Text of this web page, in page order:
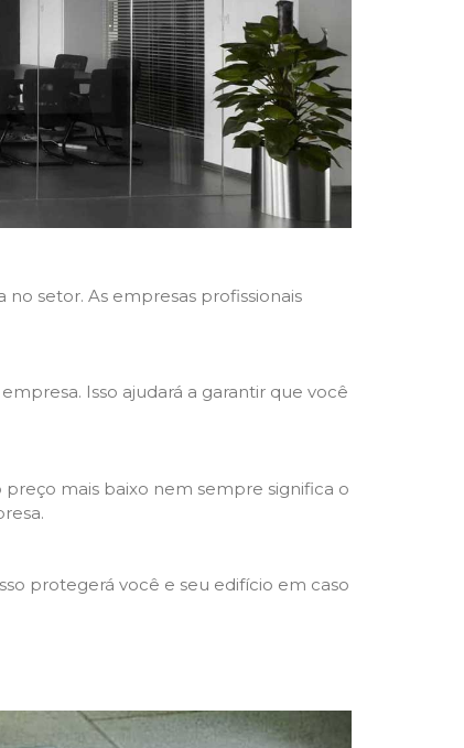
setor. As empresas profissionais
Isso ajudará a garantir que você
mais baixo nem sempre significa o
protegerá você e seu edifício em caso